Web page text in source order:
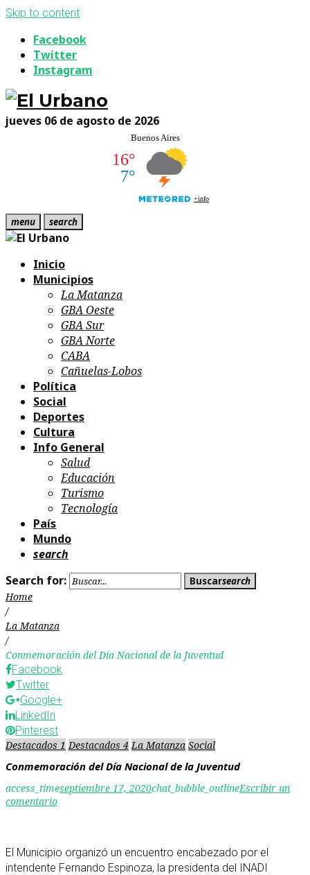
Skip to content
Facebook
Twitter
Instagram
jueves 06 de agosto de 2026
menu search
Inicio
Municipios
La Matanza
GBA Oeste
GBA Sur
GBA Norte
CABA
Cañuelas-Lobos
Política
Social
Deportes
Cultura
Info General
Salud
Educación
Turismo
Tecnología
País
Mundo
search
Search for:
Buscarsearch
Home
/
La Matanza
/
Conmemoración del Día Nacional de la Juventud
Facebook
Twitter
Google+
LinkedIn
Pinterest
Destacados 1 Destacados 4 La Matanza Social
Conmemoración del Día Nacional de la Juventud
access_timeseptiembre 17, 2020chat_bubble_outlineEscribir un
comentario
El Municipio organizó un encuentro encabezado por el
intendente Fernando Espinoza, la presidenta del INADI